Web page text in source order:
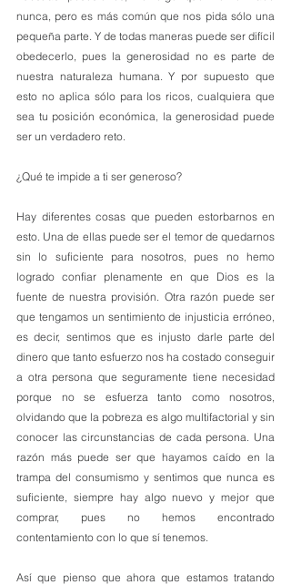
nunca, pero es más común que nos pida sólo una
pequeña parte. Y de todas maneras puede ser difícil
obedecerlo, pues la generosidad no es parte de
nuestra naturaleza humana. Y por supuesto que
esto no aplica sólo para los ricos, cualquiera que
sea tu posición económica, la generosidad puede
ser un verdadero reto.
¿Qué te impide a ti ser generoso?
Hay diferentes cosas que pueden estorbarnos en
esto. Una de ellas puede ser el temor de quedarnos
sin lo suficiente para nosotros, pues no hemo
logrado confiar plenamente en que Dios es la
fuente de nuestra provisión. Otra razón puede ser
que tengamos un sentimiento de injusticia erróneo,
es decir, sentimos que es injusto darle parte del
dinero que tanto esfuerzo nos ha costado conseguir
a otra persona que seguramente tiene necesidad
porque no se esfuerza tanto como nosotros,
olvidando que la pobreza es algo multifactorial y sin
conocer las circunstancias de cada persona. Una
razón más puede ser que hayamos caído en la
trampa del consumismo y sentimos que nunca es
suficiente, siempre hay algo nuevo y mejor que
comprar, pues no hemos encontrado
contentamiento con lo que sí tenemos.
Así que pienso que ahora que estamos tratando